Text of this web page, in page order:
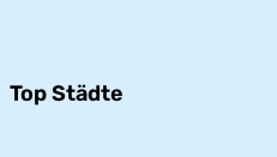
Top Städte